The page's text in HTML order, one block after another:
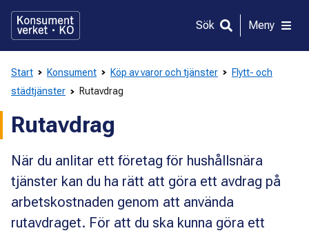
direkt
innehållet
Sök Meny
Start Konsument Köp av varor och tjänster
Flytt- och
städtjänster
Rutavdrag
Rutavdrag
När du anlitar ett företag för hushållsnära
tjänster kan du ha rätt att göra ett avdrag på
arbetskostnaden genom att använda
rutavdraget. För att du ska kunna göra ett